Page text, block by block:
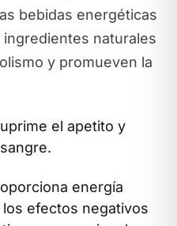
bebidas energéticas
naturales
y promueven la
el apetito y
energía
efectos negativos